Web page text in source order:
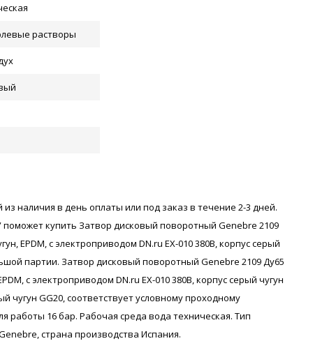
растворы
наличия в день оплаты или под заказ в течение 2-3 дней.
купить Затвор дисковый поворотный Genebre 2109
EPDM, с электроприводом DN.ru EX-010 380В, корпус серый
партии. Затвор дисковый поворотный Genebre 2109 Ду65
с электроприводом DN.ru EX-010 380В, корпус серый чугун
чугун GG20, соответствует условному проходному
работы 16 бар. Рабочая среда вода техническая. Тип
страна производства Испания.